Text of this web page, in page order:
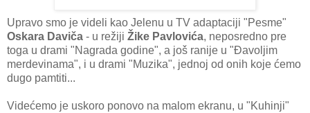
Upravo smo je videli kao Jelenu u TV adaptaciji "Pesme"
Oskara Daviča - u režiji Žike Pavlovića, neposredno pre
toga u drami "Nagrada godine", a još ranije u "Đavoljim
merdevinama", i u drami "Muzika", jednoj od onih koje ćemo
dugo pamtiti...
Videćemo je uskoro ponovo na malom ekranu, u "Kuhinji"